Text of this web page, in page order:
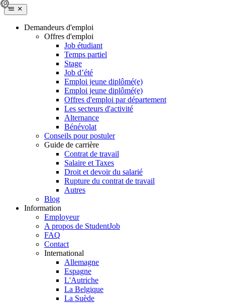
Demandeurs d'emploi
Offres d'emploi
Job étudiant
Temps partiel
Stage
Job d’été
Emploi jeune diplômé(e)
Emploi jeune diplômé(e)
Offres d'emploi par département
Les secteurs d'activité
Alternance
Bénévolat
Conseils pour postuler
Guide de carrière
Contrat de travail
Salaire et Taxes
Droit et devoir du salarié
Rupture du contrat de travail
Autres
Blog
Information
Employeur
A propos de StudentJob
FAQ
Contact
International
Allemagne
Espagne
L'Autriche
La Belgique
La Suède